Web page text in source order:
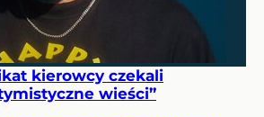
kierowcy czekali
wieści”